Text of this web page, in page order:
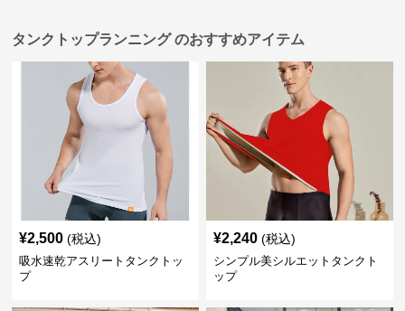
タンクトップランニング のおすすめアイテム
¥2,500 (税込)
吸水速乾アスリートタンクトッ
プ
¥2,240 (税込)
シンプル美シルエットタンクト
ップ